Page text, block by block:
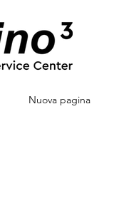
Nuova pagina